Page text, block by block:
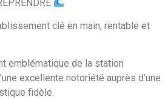
clé en main, rentable et
emblématique de la station
excellente notoriété auprès d’une
fidèle.